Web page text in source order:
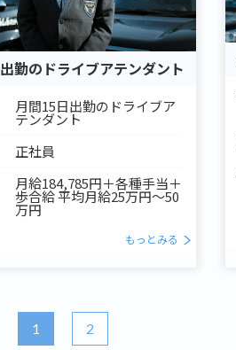
勤のドライブアテンダント
月間15日出勤のドライブア
テンダント
正社員
月給184,785円＋各種手当＋
歩合給 平均月給25万円～50
万円
もっとみる
1 2